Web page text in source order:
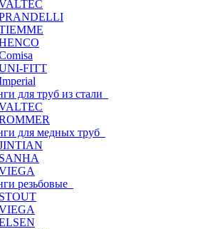
FITT
для труб из стали
для медных труб
SANHA
резьбовые
STOUT